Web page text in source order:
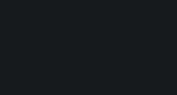
И теперь его судьба
— отставного военного